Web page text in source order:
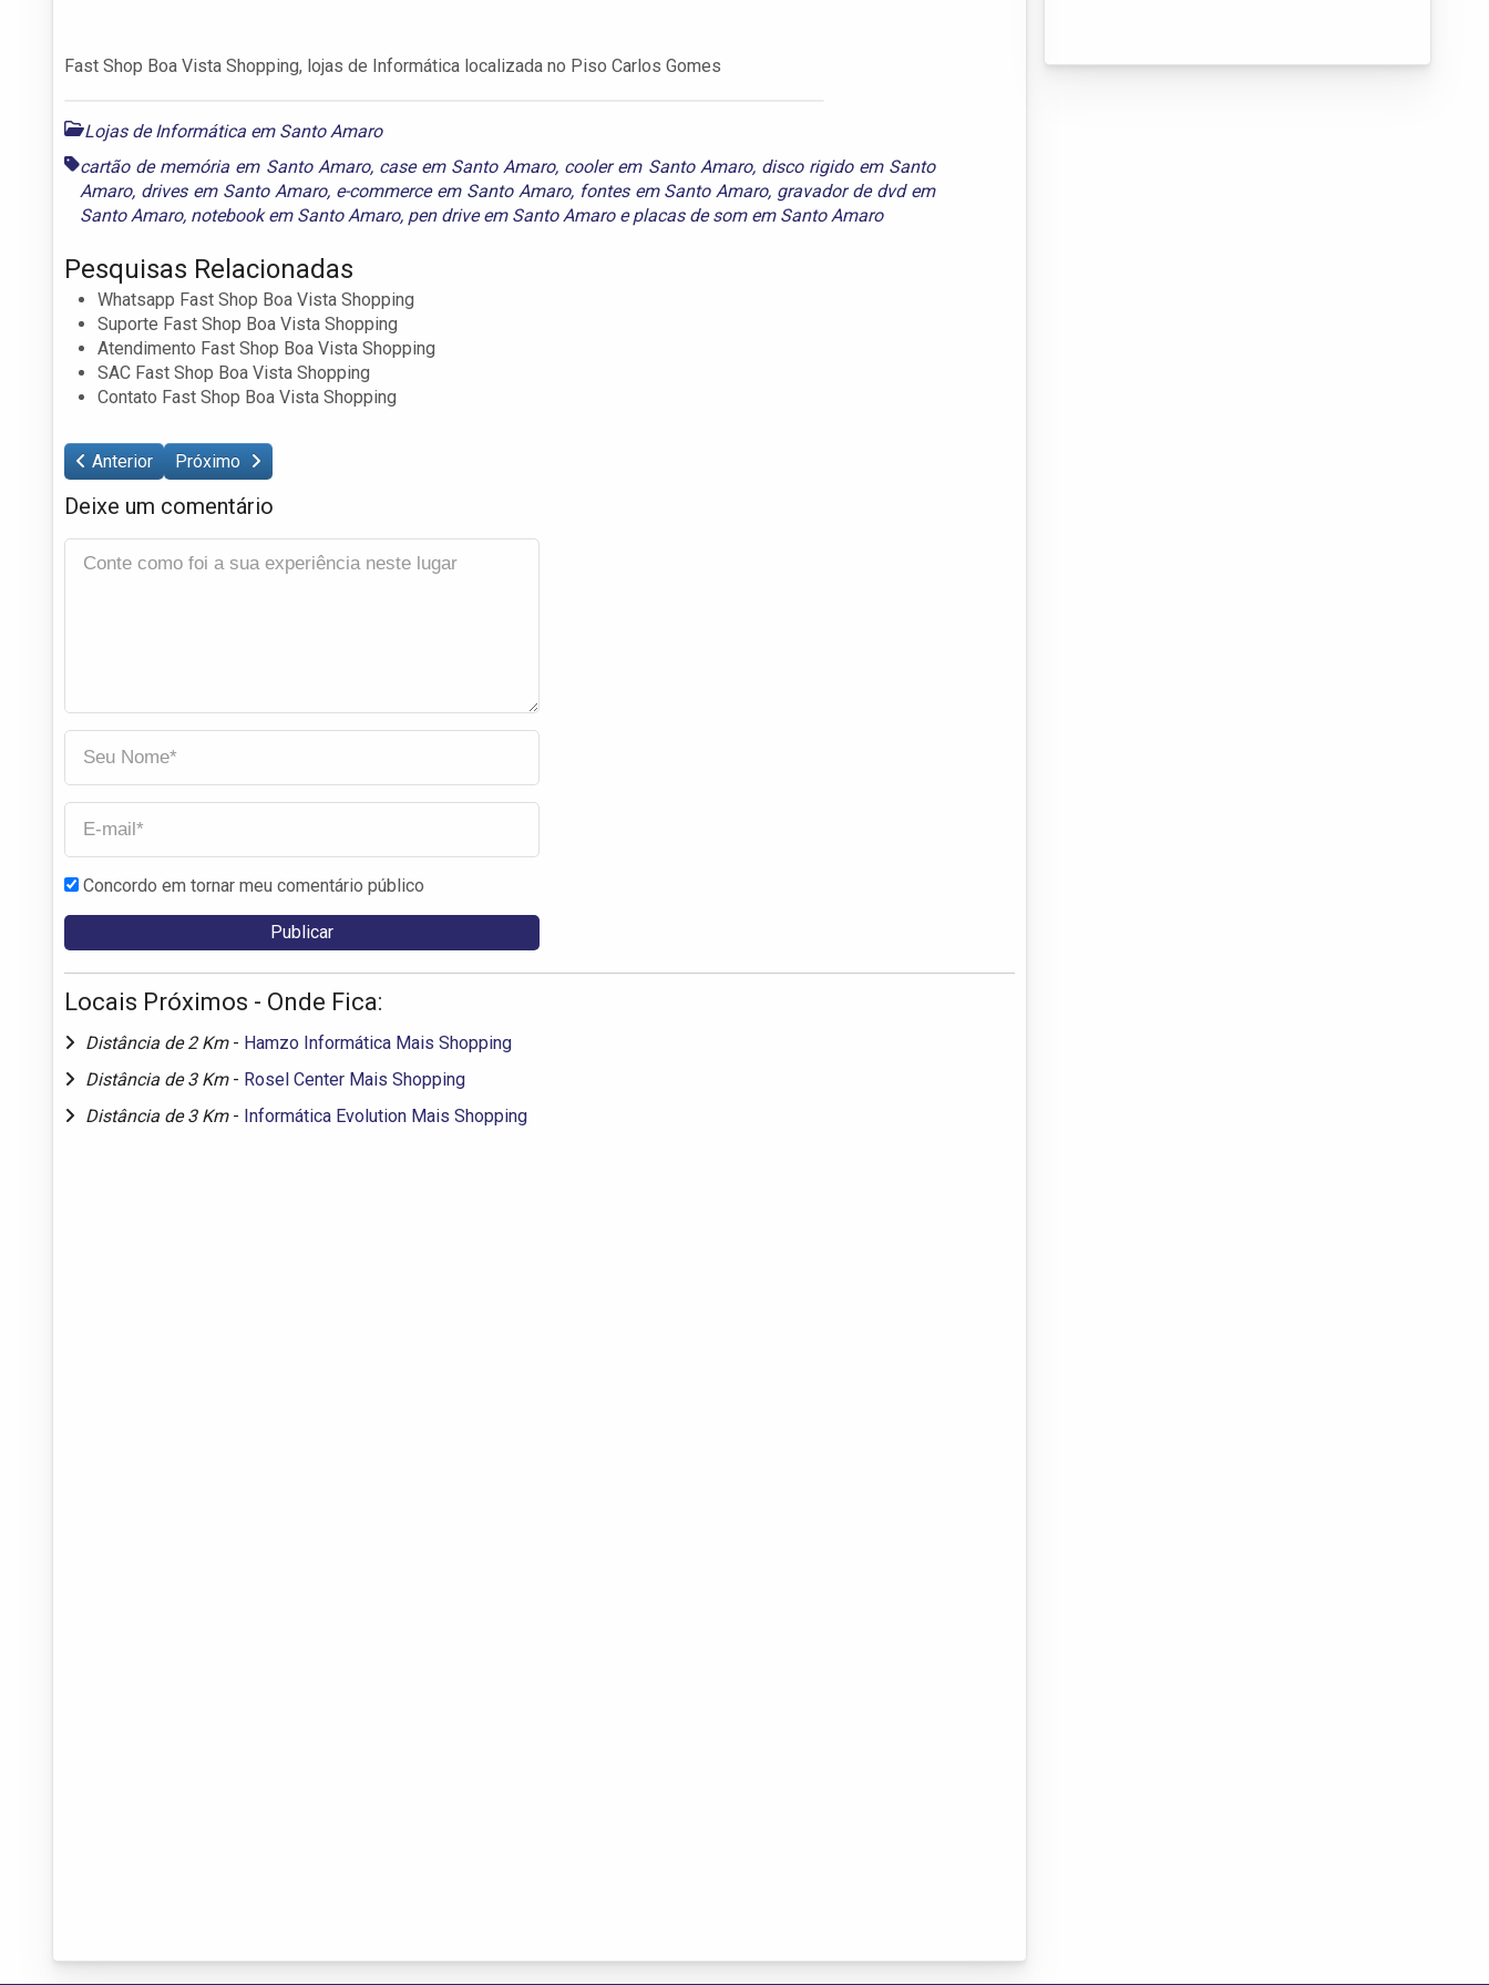
Fast Shop Boa Vista Shopping, lojas de Informática localizada no Piso Carlos Gomes
Lojas de Informática em Santo Amaro
cartão de memória em Santo Amaro, case em Santo Amaro, cooler em Santo Amaro, disco rigido em Santo
Amaro, drives em Santo Amaro, e-commerce em Santo Amaro, fontes em Santo Amaro, gravador de dvd em
Santo Amaro, notebook em Santo Amaro, pen drive em Santo Amaroeplacas de som em Santo Amaro
Pesquisas Relacionadas
Whatsapp Fast Shop Boa Vista Shopping
Suporte Fast Shop Boa Vista Shopping
Atendimento Fast Shop Boa Vista Shopping
SAC Fast Shop Boa Vista Shopping
Contato Fast Shop Boa Vista Shopping
Anterior Próximo
Deixe um comentário
Concordo em tornar meu comentário público
Locais Próximos - Onde Fica:
Distância de 2 Km - Hamzo Informática Mais Shopping
Distância de 3 Km - Rosel Center Mais Shopping
Distância de 3 Km - Informática Evolution Mais Shopping